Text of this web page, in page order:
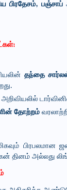
பிரதேசம், பஞ்சாப்
தந்தை
தோற்றம்
தினம் அல்லது